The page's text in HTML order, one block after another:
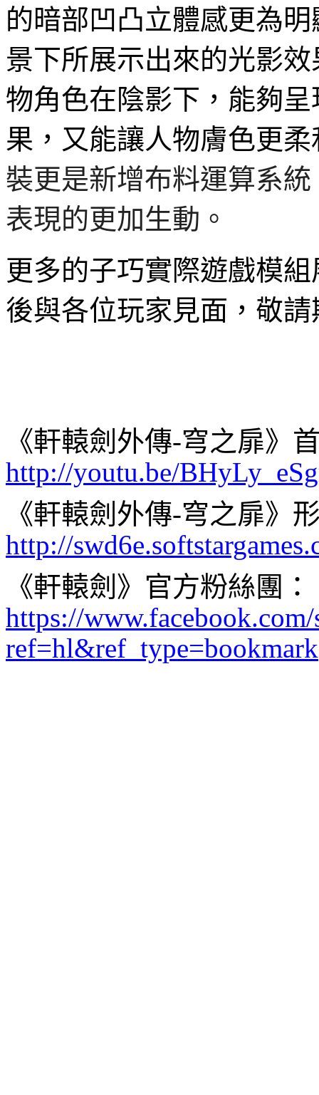
的暗部凹凸立體感更為
景下所展示出來的光影
物角色在陰影下，能夠
果，又能讓人物膚色更
裝更是新增布料運算系
表現的更加生動。
更多的子巧實際遊戲模
後與各位玩家見面，敬請
《軒轅劍外傳-穹之扉》
http://youtu.be/
《軒轅劍外傳-穹之扉》
http://
《軒轅劍》官方粉絲團：
https://www.facebook.com/
ref=hl&ref_type=bookmark